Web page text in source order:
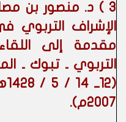
3 ) د. منصور بن
الإشراف التربوي
مقدمة إلى
التربوي ـ تبوك ـ
2007م).